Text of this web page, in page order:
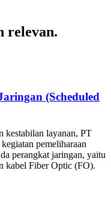
relevan.
(Scheduled
kestabilan layanan, PT
pemeliharaan
perangkat jaringan, yaitu
kabel Fiber Optic (FO).